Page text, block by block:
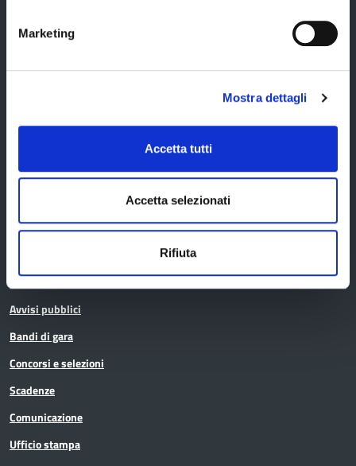
Marketing
Mostra dettagli
Accetta tutti
Accetta selezionati
Rifiuta
Cerca atti
La Provincia informa
Albo pretorio
Avvisi pubblici
Bandi di gara
Concorsi e selezioni
Scadenze
Comunicazione
Ufficio stampa